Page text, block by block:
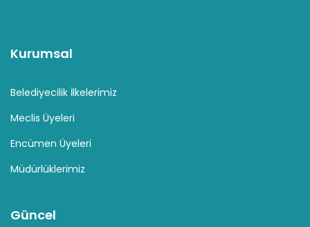
Kurumsal
Belediyecilik İlkelerimiz
Meclis Üyeleri
Encümen Üyeleri
Müdürlüklerimiz
Güncel